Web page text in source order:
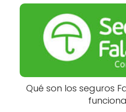
Qué son los seguros